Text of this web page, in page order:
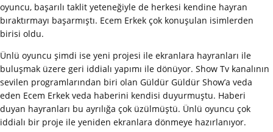
oyuncu, başarılı taklit yeteneğiyle de herkesi kendine hayran
bıraktırmayı başarmıştı. Ecem Erkek çok konuşulan isimlerden
birisi oldu.
Ünlü oyuncu şimdi ise yeni projesi ile ekranlara hayranları ile
buluşmak üzere geri iddialı yapımı ile dönüyor. Show Tv kanalının
sevilen programlarından biri olan Güldür Güldür Show’a veda
eden Ecem Erkek veda haberini kendisi duyurmuştu. Haberi
duyan hayranları bu ayrılığa çok üzülmüştü. Ünlü oyuncu çok
iddialı bir proje ile yeniden ekranlara dönmeye hazırlanıyor.